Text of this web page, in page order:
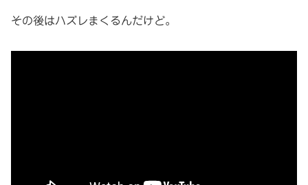
その後はハズレまくるんだけど。